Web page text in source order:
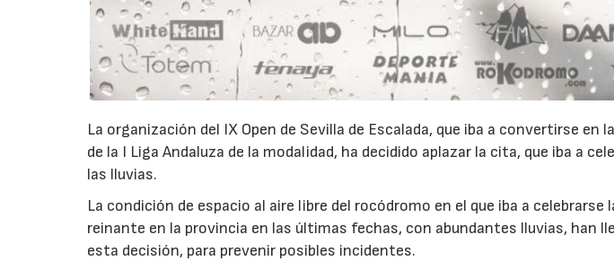
La organización del IX Open de Sevilla de Escalada, que iba a convertirse en
de la I Liga Andaluza de la modalidad, ha decidido aplazar la cita, que iba a
las lluvias.
La condición de espacio al aire libre del rocódromo en el que iba a
reinante en la provincia en las últimas fechas, con abundantes lluvias, han
esta decisión, para prevenir posibles incidentes.